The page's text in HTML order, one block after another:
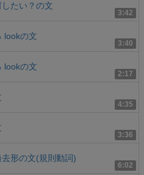
3:42
したい？の文
3:40
lookの文
2:17
lookの文
4:35
3:36
6:02
去形の文(規則動詞)